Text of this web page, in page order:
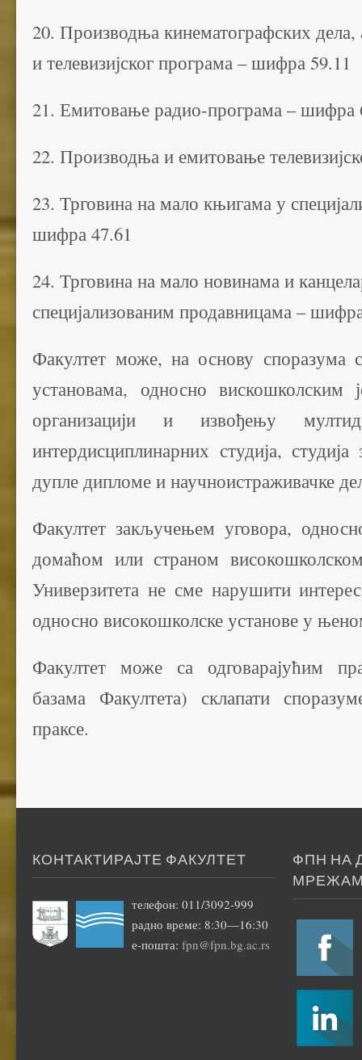
20. Производња кинематографских
и телевизијског програма – шифра 59.11
21. Емитовање радио-програма – шифра
22. Производња и емитовање
23. Трговина на мало књигама у
шифра 47.61
24. Трговина на мало новинама и
специјализованим продавницама –
Факултет може, на основу споразума
установама, односно вискошколским
организацији и извођењу
интердисциплинарних студија,
дупле дипломе и научноистраживачке
Факултет закључењем уговора,
домаћом или страном
Универзитета не сме нарушити
односно високошколске установе у
Факултет може са одговарајућим
базама Факултета) склапати
праксе.
КОНТАКТИРАЈТЕ ФАКУЛТЕТ
телефон: 011/3092-999
радно време: 8:30—16:30
е-пошта:fpn@fpn.bg.ac.rs
ФПН НА